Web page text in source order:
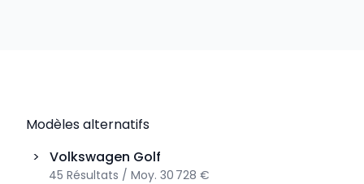
Modèles alternatifs
>
Volkswagen Golf
45 Résultats / Moy. 30 728 €